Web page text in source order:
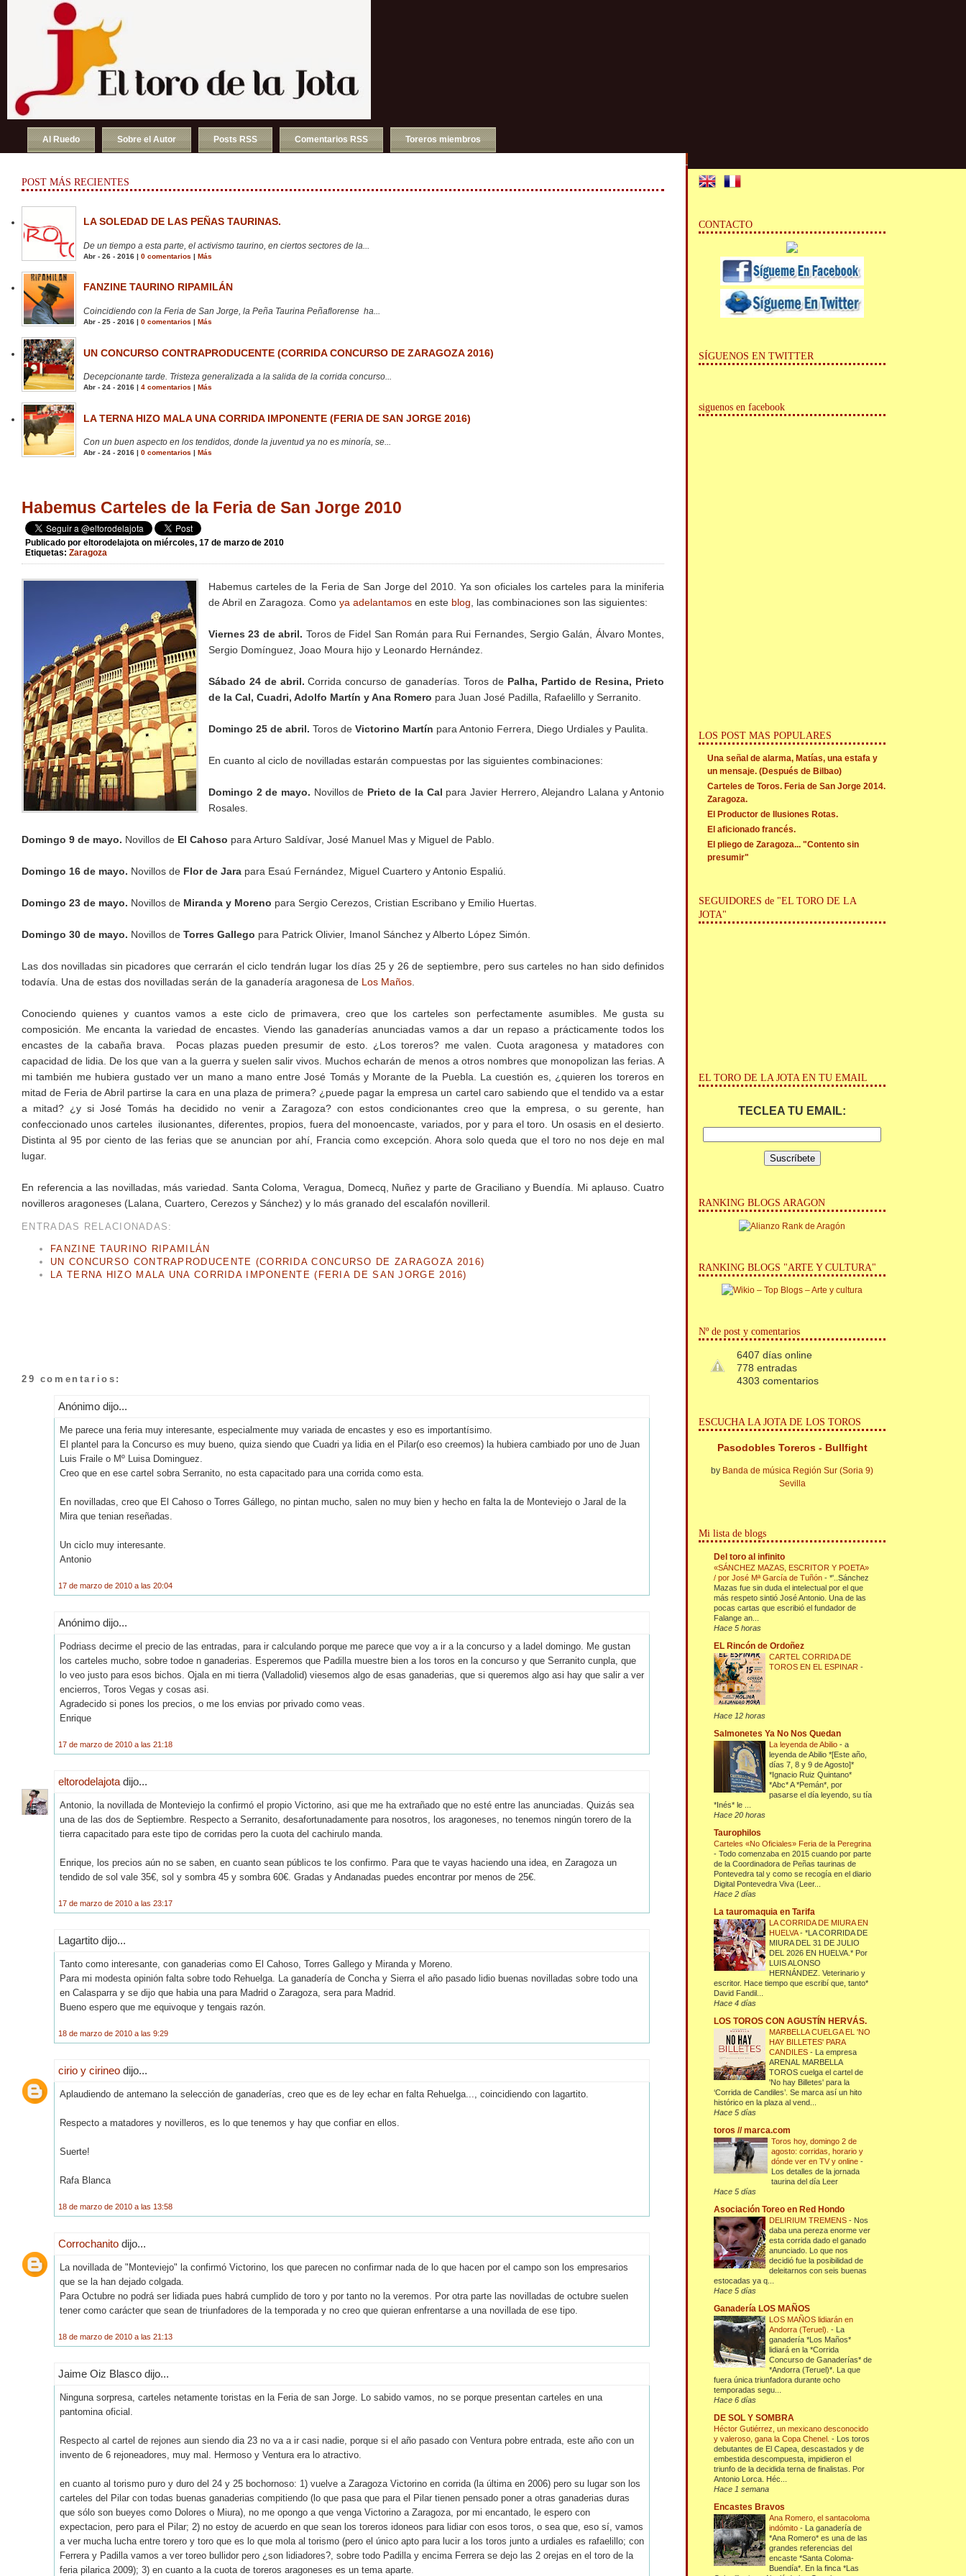
Al Ruedo Sobre el Autor Posts RSS Comentarios RSS Toreros miembros
POST MÁS RECIENTES
LA SOLEDAD DE LAS PEÑAS TAURINAS.
De un tiempo a esta parte, el activismo taurino, en ciertos sectores de la...
Abr - 26 - 2016 | 0 comentarios | Más
FANZINE TAURINO RIPAMILÁN
Coincidiendo con la Feria de San Jorge, la Peña Taurina Peñaflorense ha...
Abr - 25 - 2016 | 0 comentarios | Más
UN CONCURSO CONTRAPRODUCENTE (CORRIDA CONCURSO DE ZARAGOZA 2016)
Decepcionante tarde. Tristeza generalizada a la salida de la corrida concurso...
Abr - 24 - 2016 | 4 comentarios | Más
LA TERNA HIZO MALA UNA CORRIDA IMPONENTE (FERIA DE SAN JORGE 2016)
Con un buen aspecto en los tendidos, donde la juventud ya no es minoría, se...
Abr - 24 - 2016 | 0 comentarios Más
Habemus Carteles de la Feria de San Jorge 2010
Publicado por eltorodelajota on miércoles, 17 de marzo de 2010
Etiquetas: Zaragoza
Habemus carteles de la Feria de San Jorge del 2010. Ya son oficiales los carteles para la miniferia
de Abril en Zaragoza. Como ya adelantamos en este blog , las combinaciones son las siguientes:
Viernes 23 de abril. Toros de Fidel San Román para Rui Fernandes, Sergio Galán, Álvaro Montes,
Sergio Domínguez, Joao Moura hijo y Leonardo Hernández.
Sábado 24 de abril. Corrida concurso de ganaderías. Toros de Palha, Partido de Resina, Prieto
de la Cal, Cuadri, Adolfo Martín y Ana Romero para Juan José Padilla, Rafaelillo y Serranito.
Domingo 25 de abril. Toros de Victorino Martín para Antonio Ferrera, Diego Urdiales y Paulita.
En cuanto al ciclo de novilladas estarán compuestas por las siguientes combinaciones:
Domingo 2 de mayo. Novillos de Prieto de la Cal para Javier Herrero, Alejandro Lalana y Antonio
Rosales.
Domingo 9 de mayo. Novillos de El Cahoso para Arturo Saldívar, José Manuel Mas y Miguel de Pablo.
Domingo 16 de mayo. Novillos de Flor de Jara para Esaú Fernández, Miguel Cuartero y Antonio Espaliú.
Domingo 23 de mayo. Novillos de Miranda y Moreno para Sergio Cerezos, Cristian Escribano y Emilio Huertas.
Domingo 30 de mayo. Novillos de Torres Gallego para Patrick Olivier, Imanol Sánchez y Alberto López Simón.
Las dos novilladas sin picadores que cerrarán el ciclo tendrán lugar los días 25 y 26 de septiembre, pero sus carteles no han sido definidos
todavía. Una de estas dos novilladas serán de la ganadería aragonesa de Los Maños
Conociendo quienes y cuantos vamos a este ciclo de primavera, creo que los carteles son perfectamente asumibles. Me gusta su
composición. Me encanta la variedad de encastes. Viendo las ganaderías anunciadas vamos a dar un repaso a prácticamente todos los
encastes de la cabaña brava. Pocas plazas pueden presumir de esto. ¿Los toreros? me valen. Cuota aragonesa y matadores con
capacidad de lidia. De los que van a la guerra y suelen salir vivos. Muchos echarán de menos a otros nombres que monopolizan las ferias. A
mi también me hubiera gustado ver un mano a mano entre José Tomás y Morante de la Puebla. La cuestión es, ¿quieren los toreros en
mitad de Feria de Abril partirse la cara en una plaza de primera? ¿puede pagar la empresa un cartel caro sabiendo que el tendido va a estar
a mitad? ¿y si José Tomás ha decidido no venir a Zaragoza? con estos condicionantes creo que la empresa, o su gerente, han
confeccionado unos carteles ilusionantes, diferentes, propios, fuera del monoencaste, variados, por y para el toro. Un osasis en el desierto.
Distinta al 95 por ciento de las ferias que se anuncian por ahí, Francia como excepción. Ahora solo queda que el toro no nos deje en mal
lugar.
En referencia a las novilladas, más variedad. Santa Coloma, Veragua, Domecq, Nuñez y parte de Graciliano y Buendía. Mi aplauso. Cuatro
novilleros aragoneses (Lalana, Cuartero, Cerezos y Sánchez) y lo más granado del escalafón novilleril.
ENTRADAS RELACIONADAS:
FANZINE TAURINO RIPAMILÁN
UN CONCURSO CONTRAPRODUCENTE (CORRIDA CONCURSO DE ZARAGOZA 2016)
LA TERNA HIZO MALA UNA CORRIDA IMPONENTE (FERIA DE SAN JORGE 2016)
29 comentarios:
Anónimo dijo...
Me parece una feria muy interesante, especialmente muy variada de encastes y eso es importantísimo.
El plantel para la Concurso es muy bueno, quiza siendo que Cuadri ya lidia en el Pilar(o eso creemos) la hubiera cambiado por uno de Juan
Luis Fraile o Mº Luisa Dominguez.
Creo que en ese cartel sobra Serranito, no esta capacitado para una corrida como esta.
En novilladas, creo que El Cahoso o Torres Gállego, no pintan mucho, salen no muy bien y hecho en falta la de Monteviejo o Jaral de la
Mira que tenian reseñadas.
Un ciclo muy interesante.
Antonio
17 de marzo de 2010 a las 20:04
Anónimo dijo...
Podriass decirme el precio de las entradas, para ir calculando porque me parece que voy a ir a la concurso y a ladel domingo. Me gustan
los carteles mucho, sobre todoe n ganaderias. Esperemos que Padilla muestre bien a los toros en la concurso y que Serranito cunpla, que
lo veo justo para esos bichos. Ojala en mi tierra (Valladolid) viesemos algo de esas ganaderias, que si queremos algo asi hay que salir a ver
encierros, Toros Vegas y cosas asi.
Agradecido si pones los precios, o me los envias por privado como veas.
Enrique
17 de marzo de 2010 a las 21:18
eltorodelajota dijo...
Antonio, la novillada de Monteviejo la confirmó el propio Victorino, asi que me ha extrañado que no esté entre las anunciadas. Quizás sea
una de las dos de Septiembre. Respecto a Serranito, desafortunadamente para nosotros, los aragoneses, no tenemos ningún torero de la
tierra capacitado para este tipo de corridas pero la cuota del cachirulo manda.
Enrique, los precios aún no se saben, en cuanto sean públicos te los confirmo. Para que te vayas haciendo una idea, en Zaragoza un
tendido de sol vale 35€, sol y sombra 45 y sombra 60€. Gradas y Andanadas puedes encontrar por menos de 25€.
17 de marzo de 2010 a las 23:17
Lagartito dijo...
Tanto como interesante, con ganaderias como El Cahoso, Torres Gallego y Miranda y Moreno.
Para mi modesta opinión falta sobre todo Rehuelga. La ganadería de Concha y Sierra el año pasado lidio buenas novilladas sobre todo una
en Calasparra y se dijo que habia una para Madrid o Zaragoza, sera para Madrid.
Bueno espero que me equivoque y tengais razón.
18 de marzo de 2010 a las 9:29
cirio y cirineo dijo...
Aplaudiendo de antemano la selección de ganaderías, creo que es de ley echar en falta Rehuelga..., coincidiendo con lagartito.
Respecto a matadores y novilleros, es lo que tenemos y hay que confiar en ellos.
Suerte!
Rafa Blanca
18 de marzo de 2010 a las 13:58
Corrochanito dijo...
La novillada de "Monteviejo" la confirmó Victorino, los que parecen no confirmar nada de lo que hacen por el campo son los empresarios
que se la han dejado colgada.
Para Octubre no podrá ser lidiada pues habrá cumplido de toro y por tanto no la veremos. Por otra parte las novilladas de octubre suelen
tener como carácter que sean de triunfadores de la temporada y no creo que quieran enfrentarse a una novillada de ese tipo.
18 de marzo de 2010 a las 21:13
Jaime Oiz Blasco dijo...
Ninguna sorpresa, carteles netamente toristas en la Feria de san Jorge. Lo sabido vamos, no se porque presentan carteles en una
pantomina oficial.
Respecto al cartel de rejones aun siendo dia 23 no va a ir casi nadie, porque si el año pasado con Ventura pobre entrada, este año con un
invento de 6 rejoneadores, muy mal. Hermoso y Ventura era lo atractivo.
en cuanto al torismo puro y duro del 24 y 25 bochornoso: 1) vuelve a Zaragoza Victorino en corrida (la última en 2006) pero su lugar son los
carteles del Pilar con todas buenas ganaderias compitiendo (lo que pasa que para el Pilar tienen pensado poner a otras ganaderias duras
que sólo son bueyes como Dolores o Miura), no me opongo a que venga Victorino a Zaragoza, por mi encantado, le espero con
expectacion, pero para el Pilar; 2) no estoy de acuerdo en que sean los toreros idoneos para lidiar con esos toros, o sea que, eso sí, vamos
a ver mucha lucha entre torero y toro que es lo que mola al torismo (pero el único apto para lucir a los toros junto a urdiales es rafaelillo; con
Ferrera y Padilla vamos a ver toreo bullidor pero ¿son lidiadores?, sobre todo Padilla y encima Ferrera se dejo las 2 orejas en el toro de la
feria pilarica 2009); 3) en cuanto a la cuota de toreros aragoneses es un tema aparte.
CONTACTO
SÍGUENOS EN TWITTER
siguenos en facebook
LOS POST MAS POPULARES
Una señal de alarma, Matías, una estafa y
un mensaje. (Después de Bilbao)
Carteles de Toros. Feria de San Jorge 2014.
Zaragoza.
El Productor de Ilusiones Rotas.
El aficionado francés.
El pliego de Zaragoza... "Contento sin
presumir"
SEGUIDORES de "EL TORO DE LA
JOTA"
EL TORO DE LA JOTA EN TU EMAIL
TECLEA TU EMAIL:
RANKING BLOGS ARAGON
RANKING BLOGS "ARTE Y CULTURA"
Nº de post y comentarios
6407 días online
778 entradas
4303 comentarios
ESCUCHA LA JOTA DE LOS TOROS
Pasodobles Toreros - Bullfight
by Banda de música Región Sur (Soria 9)
Sevilla
Mi lista de blogs
Del toro al infinito
«SÁNCHEZ MAZAS, ESCRITOR Y POETA»
/ por José Mª García de Tuñón-*'..Sánchez
Mazas fue sin duda el intelectual por el que
más respeto sintió José Antonio. Una de las
pocas cartas que escribió el fundador de
Falange an...
Hace 5 horas
EL Rincón de Ordoñez
CARTEL CORRIDA DE
TOROS EN EL ESPINAR-
Hace 12 horas
Salmonetes Ya No Nos Quedan
La leyenda de Abilio-a
leyenda de Abilio *[Este año,
días 7, 8 y 9 de Agosto]*
*Ignacio Ruiz Quintano*
*Abc* A *Pemán*, por
pasarse el día leyendo, su tía
*Inés* le ...
Hace 20 horas
Taurophilos
Carteles «No Oficiales» Feria de la Peregrina
-Todo comenzaba en 2015 cuando por parte
de la Coordinadora de Peñas taurinas de
Pontevedra tal y como se recogía en el diario
Digital Pontevedra Viva (Leer...
Hace 2 días
La tauromaquia en Tarifa
LA CORRIDA DE MIURA EN
HUELVA-*LA CORRIDA DE
MIURA DEL 31 DE JULIO
DEL 2026 EN HUELVA.* Por
LUIS ALONSO
HERNÁNDEZ. Veterinario y
escritor. Hace tiempo que escribí que, tanto*
David Fandil...
Hace 4 días
LOS TOROS CON AGUSTÍN HERVÁS.
MARBELLA CUELGA EL 'NO
HAY BILLETES' PARA
CANDILES- La empresa
ARENAL MARBELLA
TOROS cuelga el cartel de
'No hay Billetes' para la
‘Corrida de Candiles’. Se marca así un hito
histórico en la plaza al vend...
Hace 5 días
toros // marca.com
Toros hoy, domingo 2 de
agosto: corridas, horario y
dónde ver en TV y online-
Los detalles de la jornada
taurina del día Leer
Hace 5 días
Asociación Toreo en Red Hondo
DELIRIUM TREMENS- Nos
daba una pereza enorme ver
esta corrida dado el ganado
anunciado. Lo que nos
decidió fue la posibilidad de
deleitarnos con seis buenas
estocadas ya q...
Hace 5 días
Ganadería LOS MAÑOS
LOS MAÑOS lidiarán en
Andorra (Teruel).- La
ganadería *Los Maños*
lidiará en la *Corrida
Concurso de Ganaderías* de
*Andorra (Teruel)*. La que
fuera única triunfadora durante ocho
temporadas segu...
Hace 6 días
DE SOL Y SOMBRA
Héctor Gutiérrez, un mexicano desconocido
y valeroso, gana la Copa Chenel.- Los toros
debutantes de El Capea, descastados y de
embestida descompuesta, impidieron el
triunfo de la decidida terna de finalistas. Por
Antonio Lorca. Héc...
Hace 1 semana
Encastes Bravos
Ana Romero, el santacoloma
indómito- La ganadería de
*Ana Romero* es una de las
grandes referencias del
encaste *Santa Coloma-
Buendía*. En la finca *Las